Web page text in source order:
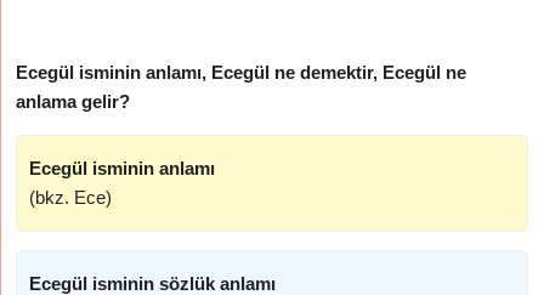
Ecegül isminin anlamı, Ecegül ne demektir, Ecegül ne
anlama gelir?
Ecegül isminin anlamı
(bkz. Ece)
Ecegül isminin sözlük anlamı